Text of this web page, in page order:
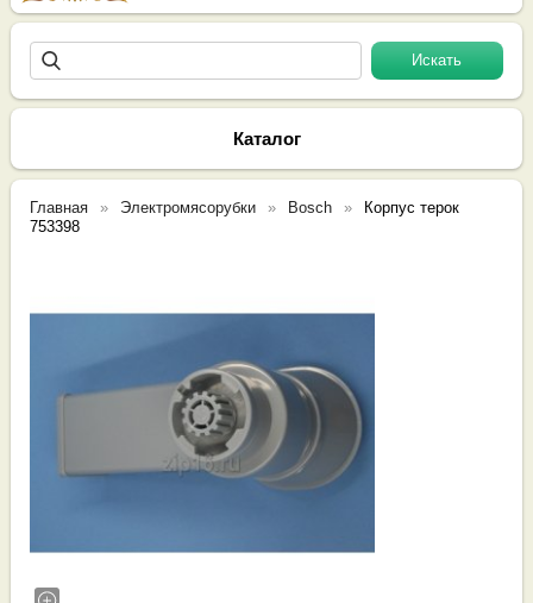
Каталог
Главная Электромясорубки Bosch
Корпус терок
753398